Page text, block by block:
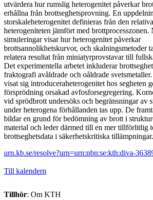
utvärdera hur rumslig heterogenitet påverkar
erhållna från brottseghetsprovning. En
storskaleheterogenitet definieras från den
heterogeniteten jämfört med brottprocesszonen.
simuleringar visar hur heterogenitet påverkar
brottsannolikhetskurvor, och skalningsmetoder
relatera resultat från miniatyrprovstavar till
Det experimentella arbetet inkluderar
fraktografi avåldrade och oåldrade
visat sig introduceraheterogenitet hos segheten
försprödning orsakad avfosforsegregering.
vid sprödbrott undersöks och begränsningar av
under heterogena förhållanden tas upp. De
bildar en grund för bedömning av brott i
material och leder därmed till en mer tillförlitlig
brottseghetsdata i säkerhetskritiska tillämpningar.
urn.kb.se/resolve?urn=urn:nbn:se:kth:diva-
Till kalendern
Tillhör: Om KTH